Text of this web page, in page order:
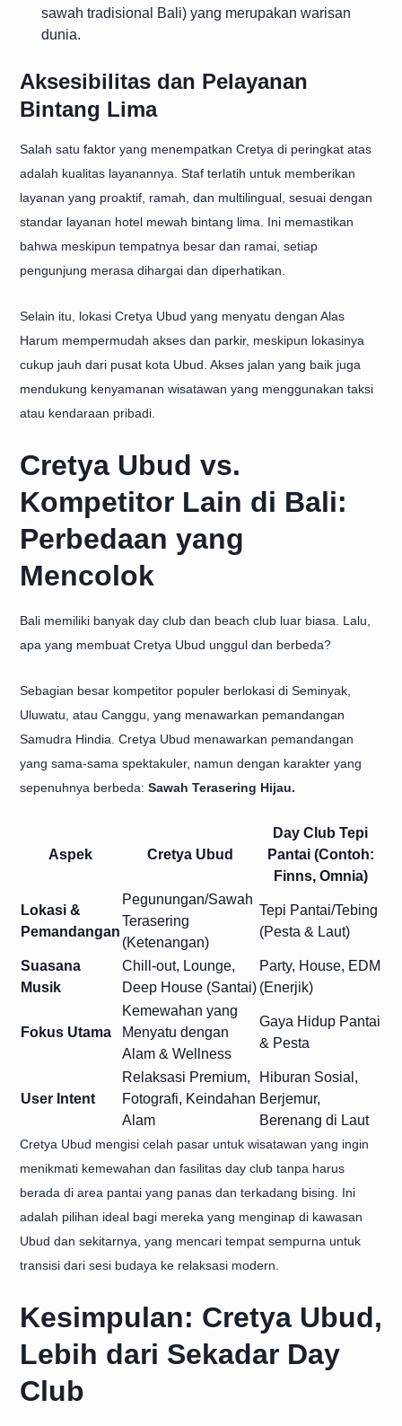
sawah tradisional Bali) yang merupakan warisan
dunia.
Aksesibilitas dan Pelayanan
Bintang Lima
Salah satu faktor yang menempatkan Cretya di peringkat atas
adalah kualitas layanannya. Staf terlatih untuk memberikan
layanan yang proaktif, ramah, dan multilingual, sesuai dengan
standar layanan hotel mewah bintang lima. Ini memastikan
bahwa meskipun tempatnya besar dan ramai, setiap
pengunjung merasa dihargai dan diperhatikan.
Selain itu, lokasi Cretya Ubud yang menyatu dengan Alas
Harum mempermudah akses dan parkir, meskipun lokasinya
cukup jauh dari pusat kota Ubud. Akses jalan yang baik juga
mendukung kenyamanan wisatawan yang menggunakan taksi
atau kendaraan pribadi.
Cretya Ubud vs.
Kompetitor Lain di Bali:
Perbedaan yang
Mencolok
Bali memiliki banyak day club dan beach club luar biasa. Lalu,
apa yang membuat Cretya Ubud unggul dan berbeda?
Sebagian besar kompetitor populer berlokasi di Seminyak,
Uluwatu, atau Canggu, yang menawarkan pemandangan
Samudra Hindia. Cretya Ubud menawarkan pemandangan
yang sama-sama spektakuler, namun dengan karakter yang
sepenuhnya berbeda: Sawah Terasering Hijau.
Aspek Cretya Ubud
Day Club Tepi
Pantai (Contoh:
Finns, Omnia)
Lokasi &
Pemandangan
Pegunungan/Sawah
Terasering
(Ketenangan)
Tepi Pantai/Tebing
(Pesta & Laut)
Suasana
Musik
Chill-out, Lounge,
Deep House (Santai)
Party, House, EDM
(Enerjik)
Fokus Utama
Kemewahan yang
Menyatu dengan
Alam & Wellness
Gaya Hidup Pantai
& Pesta
User Intent
Relaksasi Premium,
Fotografi, Keindahan
Alam
Hiburan Sosial,
Berjemur,
Berenang di Laut
Cretya Ubud mengisi celah pasar untuk wisatawan yang ingin
menikmati kemewahan dan fasilitas day club tanpa harus
berada di area pantai yang panas dan terkadang bising. Ini
adalah pilihan ideal bagi mereka yang menginap di kawasan
Ubud dan sekitarnya, yang mencari tempat sempurna untuk
transisi dari sesi budaya ke relaksasi modern.
Kesimpulan: Cretya Ubud,
Lebih dari Sekadar Day
Club